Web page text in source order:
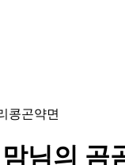
콩곤약면
님의 곰